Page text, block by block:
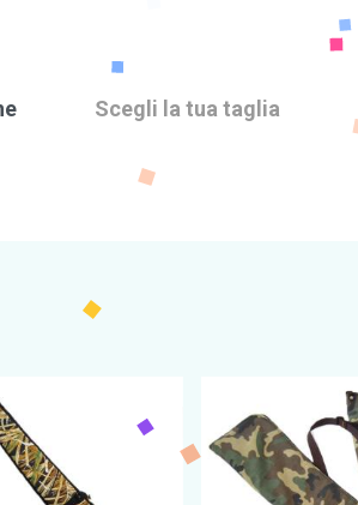
Scegli la tua taglia